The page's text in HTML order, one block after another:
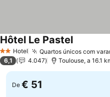
2 Estrelas
Hotel Quartos únicos com
Hôtel Le PastelVer preços
6,1 4.047 Toulouse, a 16.1
De € 51